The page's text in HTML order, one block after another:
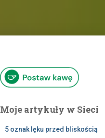
Moje artykuły w Sieci
5 oznak lęku przed bliskością